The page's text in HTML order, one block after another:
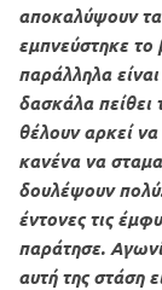
αποκαλύψουν
εμπνεύστηκε
παράλληλα
δασκάλα πείθει
θέλουν αρκεί
κανένα να
δουλέψουν
έντονες τις
παράτησε.
αυτή της στάση